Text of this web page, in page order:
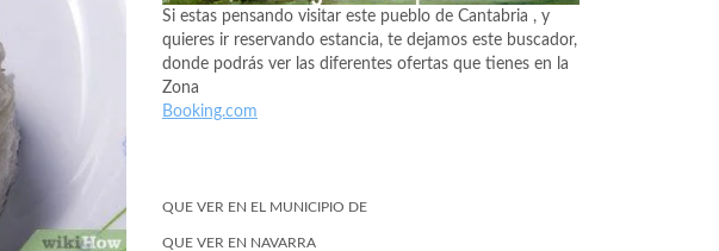
Si estas pensando visitar este pueblo de Cantabria , y
quieres ir reservando estancia, te dejamos este buscador,
donde podrás ver las diferentes ofertas que tienes en la
Zona
Booking.com
QUE VER EN EL MUNICIPIO DE
QUE VER EN NAVARRA